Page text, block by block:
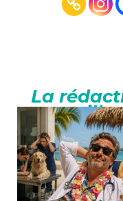
La
conseille